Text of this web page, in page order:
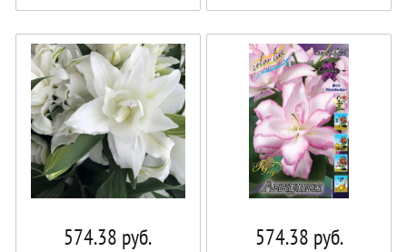
574.38 руб. 574.38 руб.